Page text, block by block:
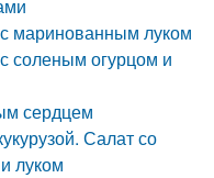
маринованным луком
соленым огурцом и
сердцем
Салат со
луком